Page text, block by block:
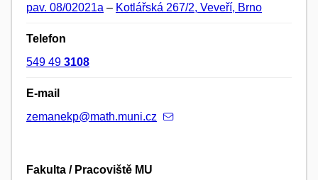
pav. 08/02021a – Kotlářská 267/2, Veveří, Brno
Telefon
549 49 3108
E-mail
zemanekp@math.muni.cz
Fakulta / Pracoviště MU